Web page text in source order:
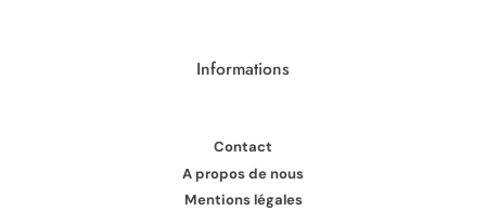
Informations
Contact
A propos de nous
Mentions légales